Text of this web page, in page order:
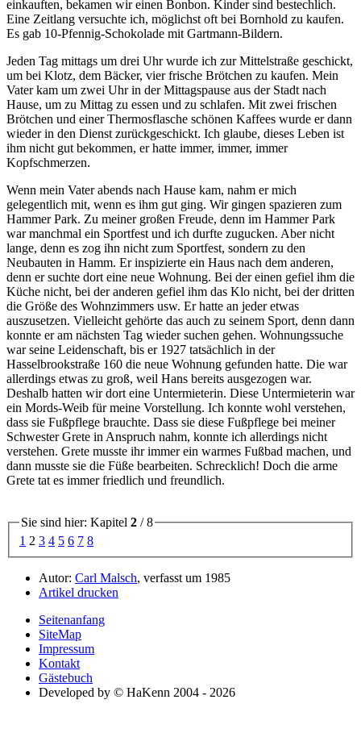
einkauften, bekamen wir einen Bonbon. Kinder sind bestechlich.
Eine Zeitlang versuchte ich, möglichst oft bei Bornhold zu kaufen.
Es gab 10-Pfennig-Schokolade mit Gartmann-Bildern.
Jeden Tag mittags um drei Uhr wurde ich zur Mittelstraße geschickt,
um bei Klotz, dem Bäcker, vier frische Brötchen zu kaufen. Mein
Vater kam um zwei Uhr in der Mittagspause aus der Stadt nach
Hause, um zu Mittag zu essen und zu schlafen. Mit zwei frischen
Brötchen und einer Thermosflasche schönen Kaffees wurde er dann
wieder in den Dienst zurückgeschickt. Ich glaube, dieses Leben ist
ihm nicht gut bekommen, er hatte immer, immer, immer
Kopfschmerzen.
Wenn mein Vater abends nach Hause kam, nahm er mich
gelegentlich mit, wenn es ihm gut ging. Wir gingen spazieren zum
Hammer Park. Zu meiner großen Freude, denn im Hammer Park
war manchmal ein Sportfest und ich durfte zugucken. Aber nicht
lange, denn es zog ihn nicht zum Sportfest, sondern zu den
Neubauten in Hamm. Er inspizierte ein Haus nach dem anderen,
denn er suchte dort eine neue Wohnung. Bei der einen gefiel ihm die
Küche nicht, bei der anderen gefiel ihm das Klo nicht, bei der dritten
die Größe des Wohnzimmers usw. Er hatte an jeder etwas
auszusetzen. Vielleicht gehörte das auch zu seinem Sport, denn dann
konnte er am nächsten Tag wieder suchen gehen. Wohnungssuche
war seine Leidenschaft, bis er 1927 tatsächlich in der
Hasselbrookstraße 160 die neue Wohnung gefunden hatte. Die war
allerdings etwas zu groß, weil Hans bereits ausgezogen war.
Deshalb hatten wir dort eine Untermieterin. Diese Untermieterin war
ein Mords-Weib für meine Vorstellung. Ich konnte wohl verstehen,
dass sie Fußpflege brauchte. Dass sie diese Fußpflege bei meiner
Schwester Grete in Anspruch nahm, konnte ich allerdings nicht
verstehen. Grete musste ihr immer ein warmes Fußbad machen, und
dann musste sie die Füße bearbeiten. Schrecklich! Doch die arme
Grete tat es immer friedlich und freundlich.
Sie sind hier: Kapitel 2 / 8
1 2 3 4 5 6 7 8
Autor: Carl Malsch, verfasst um 1985
Artikel drucken
Seitenanfang
SiteMap
Impressum
Kontakt
Gästebuch
Developed by © HaKenn 2004 - 2026